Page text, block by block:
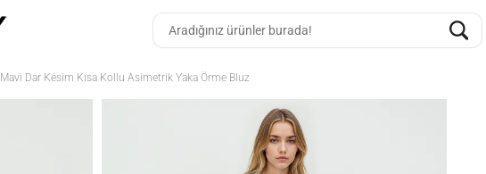
Mavi Dar Kesim Kısa Kollu Asimetrik Yaka Örme Bluz